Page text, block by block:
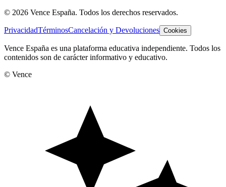
© 2026 Vence España. Todos los derechos reservados.
PrivacidadTérminosCancelación y Devoluciones Cookies
Vence España es una plataforma educativa independiente. Todos los
contenidos son de carácter informativo y educativo.
© Vence